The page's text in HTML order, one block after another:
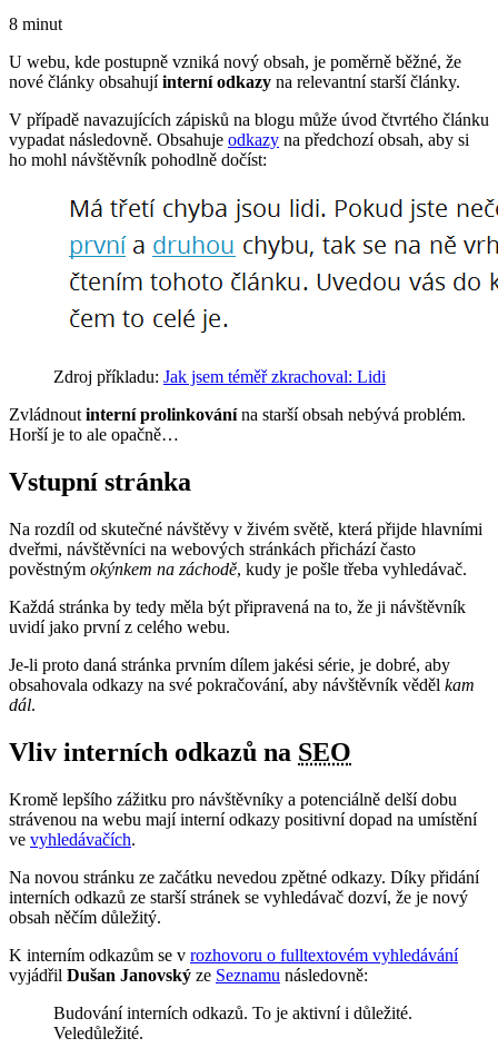
8 minut
U webu, kde postupně vzniká nový obsah, je poměrně běžné, že
nové články obsahujíinterní odkazy na relevantní starší články.
V případě navazujících zápisků na blogu může úvod čtvrtého článku
vypadat následovně. Obsahuje odkazy na předchozí obsah, aby si
ho mohl návštěvník pohodlně dočíst:
Zdroj příkladu: Jak jsem téměř zkrachoval: Lidi
Zvládnout interní prolinkovánína starší obsah nebývá problém.
Horší je to ale opačně…
Vstupní stránka
Na rozdíl od skutečné návštěvy v živém světě, která přijde hlavními
dveřmi, návštěvníci na webových stránkách přichází často
pověstným okýnkem na záchodě, kudy je pošle třeba vyhledávač.
Každá stránka by tedy měla být připravená na to, že ji návštěvník
uvidí jako první z celého webu.
Je-li proto daná stránka prvním dílem jakési série, je dobré, aby
obsahovala odkazy na své pokračování, aby návštěvník věděl kam
dál.
Vliv interních odkazů na SEO
Kromě lepšího zážitku pro návštěvníky a potenciálně delší dobu
strávenou na webu mají interní odkazy positivní dopad na umístění
ve vyhledávačích.
Na novou stránku ze začátku nevedou zpětné odkazy. Díky přidání
interních odkazů ze starší stránek se vyhledávač dozví, že je nový
obsah něčím důležitý.
K interním odkazům se v rozhovoru o fulltextovém vyhledávání
vyjádřil Dušan Janovský ze Seznamu následovně:
Budování interních odkazů. To je aktivní i důležité.
Veledůležité.